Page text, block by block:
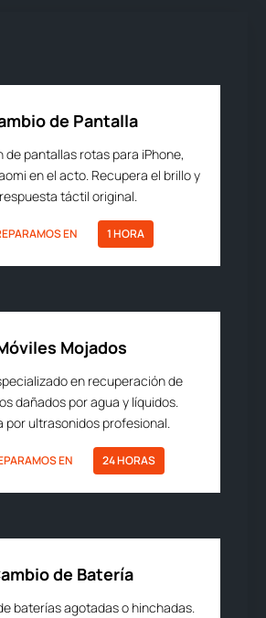
de Pantalla
de pantallas rotas para iPhone,
en el acto. Recupera el brillo y
táctil original.
EN 1 HORA
Mojados
en recuperación de
dañados por agua y líquidos.
por ultrasonidos profesional.
EN 24 HORAS
de Batería
baterías agotadas o hinchadas.